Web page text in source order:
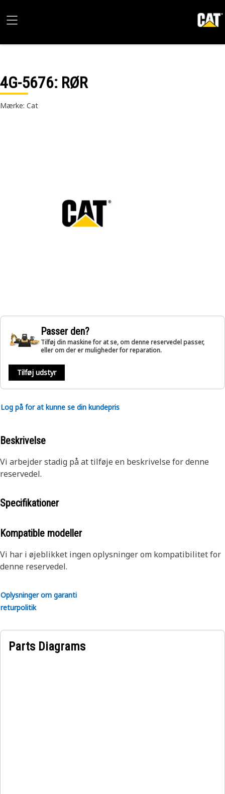
4G-5676: RØR
Mærke: Cat
Passer den?
Tilføj din maskine for at se, om denne reservedel passer,
eller om der er muligheder for reparation.
Tilføj udstyr
Log på for at kunne se din kundepris
Beskrivelse
Vi arbejder stadig på at tilføje en beskrivelse for denne
reservedel.
Specifikationer
Kompatible modeller
Vi har i øjeblikket ingen oplysninger om kompatibilitet for
denne reservedel.
Oplysninger om garanti
returpolitik
Parts Diagrams